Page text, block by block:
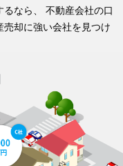
なら、 不動産会社の口
売却に強い会社を見つけ